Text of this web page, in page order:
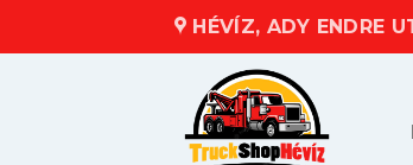
HÉVÍZ, ADY ENDRE